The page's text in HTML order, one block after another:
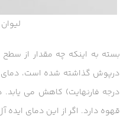
بسته به اینکه چه مقدار از سطح
درجه فارنهایت) کاهش می یابد.
قهوه دارد. اگر از این دمای ایده